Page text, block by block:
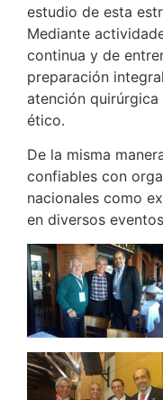
estudio de esta
Mediante
continua y de
preparación
atención
ético.
De la misma
confiables con
nacionales como
en diversos